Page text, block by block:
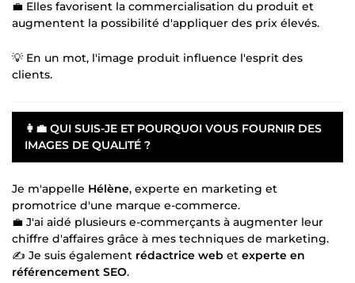
💼 Elles favorisent la commercialisation du produit et
augmentent la possibilité d'appliquer des prix élevés.
💡 En un mot, l'image produit influence l'esprit des
clients.
👩💼 QUI SUIS-JE ET POURQUOI VOUS FOURNIR DES
IMAGES DE QUALITÉ ?
Je m'appelle Hélène, experte en marketing et
promotrice d'une marque e-commerce.
💼 J'ai aidé plusieurs e-commerçants à augmenter leur
chiffre d'affaires grâce à mes techniques de marketing.
✍️ Je suis également rédactrice web et experte en
référencement SEO.